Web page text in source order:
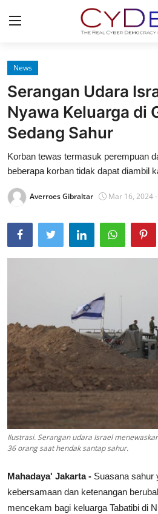
Home
Contact
News
Olahraga
Nasional
News
Serangan Udara
Nyawa Keluarga di
Sedang Sahur
Korban tewas termasuk perempuan
beberapa korban tidak dapat diambil
Averroes Gibraltar Mar 16, 2024
Ilustrasi. Serangan udara Israel
36 orang saat hendak santap sahur.
Mahadaya' Jakarta - Suasana sahur
kebersamaan dan ketenangan
mencekam bagi keluarga Tabatibi di